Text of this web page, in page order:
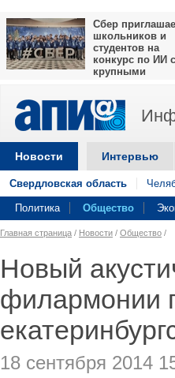
Сбер
школьников и
студентов на
конкурс по ИИ с
крупными
Новости Интервью
Свердловская область
Политика Общество
Главная страница / Новости / Общество /
Новый
филармонии
18 сентября 2014